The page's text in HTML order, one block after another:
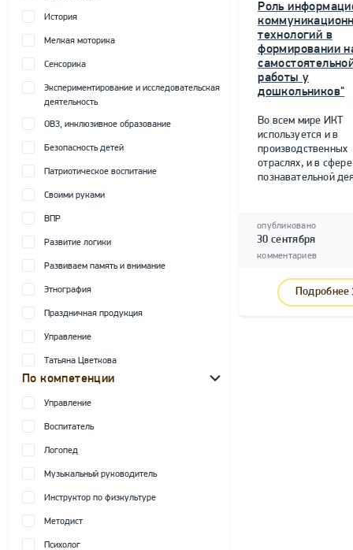
История
Мелкая моторика
Сенсорика
Экспериментирование и исследовательская
деятельность
ОВЗ, инклюзивное образование
Безопасность детей
Патриотическое воспитание
Своими руками
ВПР
Развитие логики
Развиваем память и внимание
Этнография
Праздничная продукция
Управление
Татьяна Цветкова
По компетенции
Управление
Воспитатель
Логопед
Музыкальный руководитель
Инструктор по физкультуре
Методист
Психолог
Роль
технологий в
формировании
работы у
дошкольников"
Во всем мире ИКТ
используется и в
производственных
отраслях, и в сфере
познавательной
опубликовано
30 сентября
комментариев
Подробнее